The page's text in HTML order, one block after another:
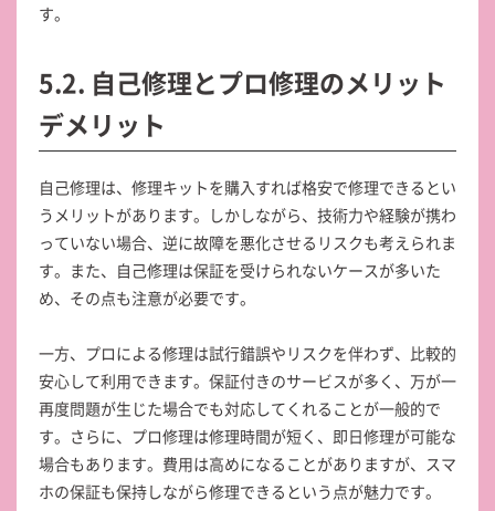
す。
5.2. 自己修理とプロ修理のメリット
デメリット
自己修理は、修理キットを購入すれば格安で修理できるとい
うメリットがあります。しかしながら、技術力や経験が携わ
っていない場合、逆に故障を悪化させるリスクも考えられま
す。また、自己修理は保証を受けられないケースが多いた
め、その点も注意が必要です。
一方、プロによる修理は試行錯誤やリスクを伴わず、比較的
安心して利用できます。保証付きのサービスが多く、万が一
再度問題が生じた場合でも対応してくれることが一般的で
す。さらに、プロ修理は修理時間が短く、即日修理が可能な
場合もあります。費用は高めになることがありますが、スマ
ホの保証も保持しながら修理できるという点が魅力です。